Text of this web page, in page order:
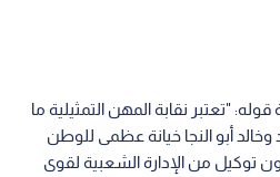
"تعتبر نقابة المهن التمثيلية ما
أبو النجا خيانة عظمى للوطن
توكيل من الإدارة الشعبية لقوى